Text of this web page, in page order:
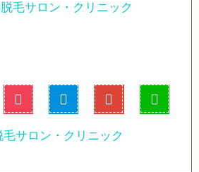
毛サロン・クリニック
サロン・クリニック